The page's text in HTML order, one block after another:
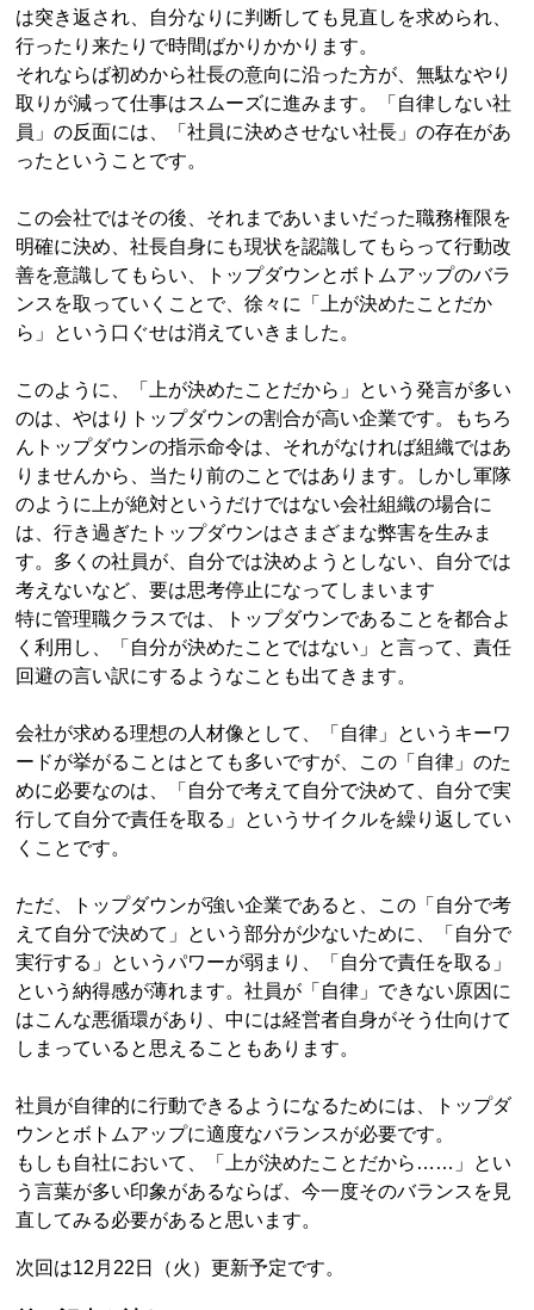
は突き返され、自分なりに判断しても見直しを求められ、
行ったり来たりで時間ばかりかかります。
それならば初めから社長の意向に沿った方が、無駄なやり
取りが減って仕事はスムーズに進みます。「自律しない社
員」の反面には、「社員に決めさせない社長」の存在があ
ったということです。
この会社ではその後、それまであいまいだった職務権限を
明確に決め、社長自身にも現状を認識してもらって行動改
善を意識してもらい、トップダウンとボトムアップのバラ
ンスを取っていくことで、徐々に「上が決めたことだか
ら」という口ぐせは消えていきました。
このように、「上が決めたことだから」という発言が多い
のは、やはりトップダウンの割合が高い企業です。もちろ
んトップダウンの指示命令は、それがなければ組織ではあ
りませんから、当たり前のことではあります。しかし軍隊
のように上が絶対というだけではない会社組織の場合に
は、行き過ぎたトップダウンはさまざまな弊害を生みま
す。多くの社員が、自分では決めようとしない、自分では
考えないなど、要は思考停止になってしまいます
特に管理職クラスでは、トップダウンであることを都合よ
く利用し、「自分が決めたことではない」と言って、責任
回避の言い訳にするようなことも出てきます。
会社が求める理想の人材像として、「自律」というキーワ
ードが挙がることはとても多いですが、この「自律」のた
めに必要なのは、「自分で考えて自分で決めて、自分で実
行して自分で責任を取る」というサイクルを繰り返してい
くことです。
ただ、トップダウンが強い企業であると、この「自分で考
えて自分で決めて」という部分が少ないために、「自分で
実行する」というパワーが弱まり、「自分で責任を取る」
という納得感が薄れます。社員が「自律」できない原因に
はこんな悪循環があり、中には経営者自身がそう仕向けて
しまっていると思えることもあります。
社員が自律的に行動できるようになるためには、トップダ
ウンとボトムアップに適度なバランスが必要です。
もしも自社において、「上が決めたことだから……」とい
う言葉が多い印象があるならば、今一度そのバランスを見
直してみる必要があると思います。
次回は12月22日（火）更新予定です。